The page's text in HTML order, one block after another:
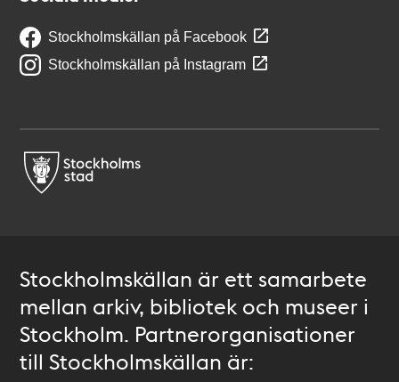
Stockholmskällan på Facebook
Stockholmskällan på Instagram
Stockholmskällan är ett samarbete
mellan arkiv, bibliotek och museer i
Stockholm. Partnerorganisationer
till Stockholmskällan är: